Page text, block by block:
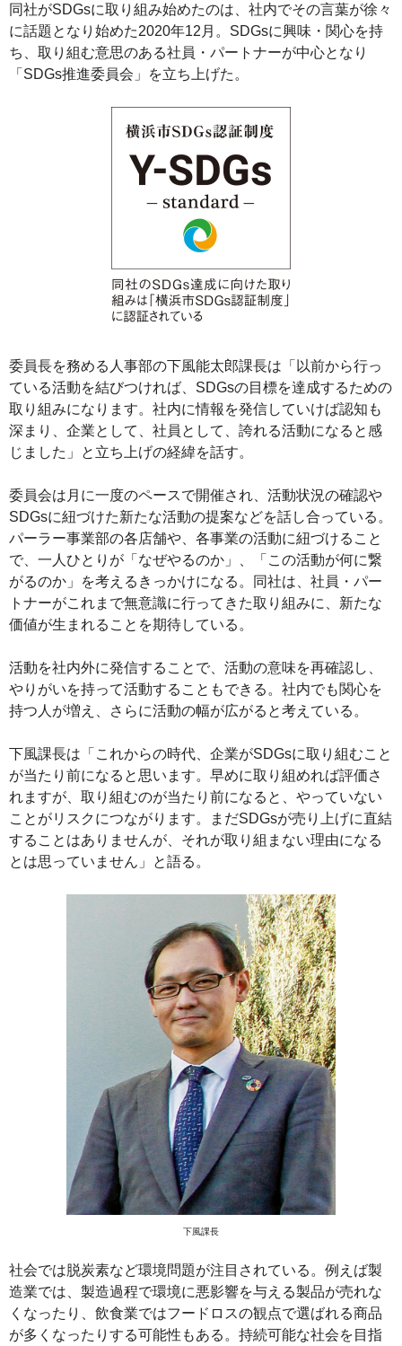
同社がSDGsに取り組み始めたのは、社内でその言葉が徐々
に話題となり始めた2020年12月。SDGsに興味・関心を持
ち、取り組む意思のある社員・パートナーが中心となり
「SDGs推進委員会」を立ち上げた。
委員長を務める人事部の下風能太郎課長は「以前から行っ
ている活動を結びつければ、SDGsの目標を達成するための
取り組みになります。社内に情報を発信していけば認知も
深まり、企業として、社員として、誇れる活動になると感
じました」と立ち上げの経緯を話す。
委員会は月に一度のペースで開催され、活動状況の確認や
SDGsに紐づけた新たな活動の提案などを話し合っている。
パーラー事業部の各店舗や、各事業の活動に紐づけること
で、一人ひとりが「なぜやるのか」、「この活動が何に繋
がるのか」を考えるきっかけになる。同社は、社員・パー
トナーがこれまで無意識に行ってきた取り組みに、新たな
価値が生まれることを期待している。
活動を社内外に発信することで、活動の意味を再確認し、
やりがいを持って活動することもできる。社内でも関心を
持つ人が増え、さらに活動の幅が広がると考えている。
下風課長は「これからの時代、企業がSDGsに取り組むこと
が当たり前になると思います。早めに取り組めれば評価さ
れますが、取り組むのが当たり前になると、やっていない
ことがリスクにつながります。まだSDGsが売り上げに直結
することはありませんが、それが取り組まない理由になる
とは思っていません」と語る。
下風課長
社会では脱炭素など環境問題が注目されている。例えば製
造業では、製造過程で環境に悪影響を与える製品が売れな
くなったり、飲食業ではフードロスの観点で選ばれる商品
が多くなったりする可能性もある。持続可能な社会を目指